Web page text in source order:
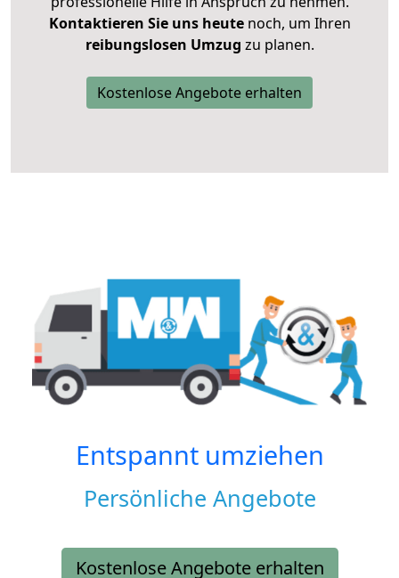
Kontaktieren Sie uns heutenoch, um Ihren
reibungslosen Umzug zu planen.
Kostenlose Angebote erhalten
Entspannt umziehen
Persönliche Angebote
Kostenlose Angebote erhalten